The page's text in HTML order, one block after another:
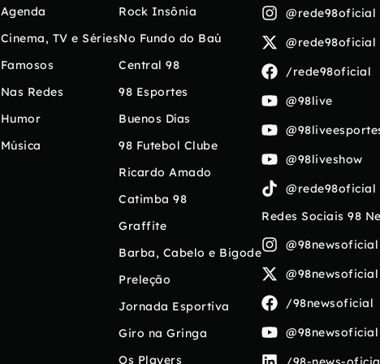
Agenda
Cinema, TV e Séries
Famosos
Nas Redes
Humor
Música
Rock Insônia
No Fundo do Baú
Central 98
98 Esportes
Buenos Días
98 Futebol Clube
Ricardo Amado
Catimba 98
Graffite
Barba, Cabelo e Bigode
Preleção
Jornada Esportiva
Giro na Gringa
Os Players
@rede98oficial
@rede98oficial
/rede98oficial
@98live
@98liveshow
@rede98oficial
Redes Sociais 98
@98newsoficial
@98newsoficial
/98newsoficial
@98newsoficial